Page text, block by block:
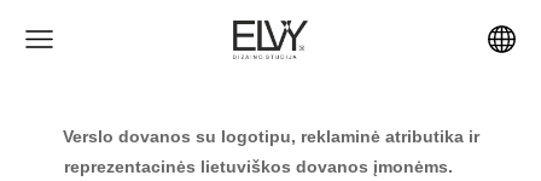
Verslo dovanos su logotipu, reklaminė atributika ir
reprezentacinės lietuviškos dovanos įmonėms.